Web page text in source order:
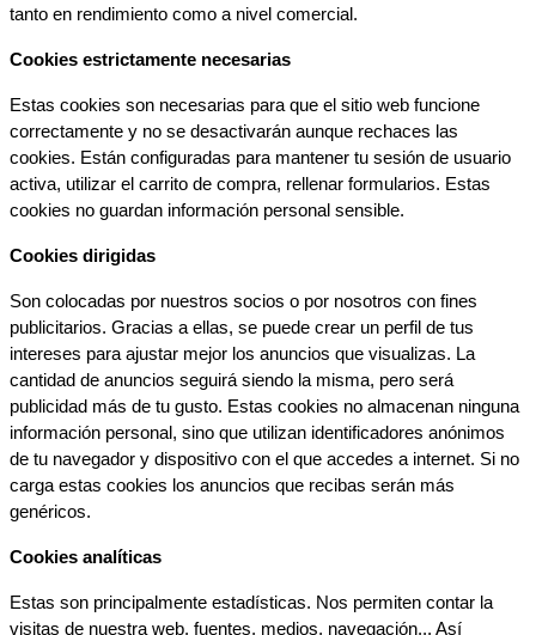
tanto en rendimiento como a nivel comercial.
Cookies estrictamente necesarias
Estas cookies son necesarias para que el sitio web funcione
correctamente y no se desactivarán aunque rechaces las
cookies. Están configuradas para mantener tu sesión de usuario
activa, utilizar el carrito de compra, rellenar formularios. Estas
cookies no guardan información personal sensible.
Cookies dirigidas
Son colocadas por nuestros socios o por nosotros con fines
publicitarios. Gracias a ellas, se puede crear un perfil de tus
intereses para ajustar mejor los anuncios que visualizas. La
cantidad de anuncios seguirá siendo la misma, pero será
publicidad más de tu gusto. Estas cookies no almacenan ninguna
información personal, sino que utilizan identificadores anónimos
de tu navegador y dispositivo con el que accedes a internet. Si no
carga estas cookies los anuncios que recibas serán más
genéricos.
Cookies analíticas
Estas son principalmente estadísticas. Nos permiten contar la
visitas de nuestra web, fuentes, medios, navegación... Así